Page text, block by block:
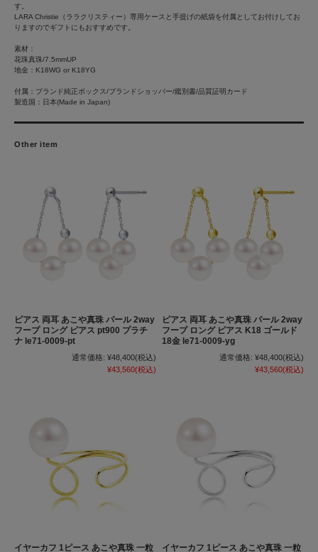
す。
LARA Christie（ララクリスティー）専用ケースと手提げの紙袋を付属としてお付けしてお
りますのでギフトにもおすすめです。
素材：
花珠真珠/7.5mmUP
地金：K18WG or K18YG
付属：ブランド純正ボックス/ブランドショッパー/鑑別書/品質証明カード
製造国：日本(Made in Japan)
Other item
ピアス 両耳 あこや真珠 パール 2way
フープ ロング ピアス pt900 プラチ
ナ le71-0009-pt
通常価格: ¥48,400(税込)
¥43,560(税込)
ピアス 両耳 あこや真珠 パール 2way
フープ ロング ピアス K18 ゴールド
18金 le71-0009-yg
通常価格: ¥48,400(税込)
¥43,560(税込)
イヤーカフ 1ピース あこや真珠 一粒 イヤーカフ 1ピース あこや真珠 一粒